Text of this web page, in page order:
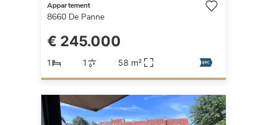
Appartement
8660 De Panne
€ 245.000
1 1 58 m²